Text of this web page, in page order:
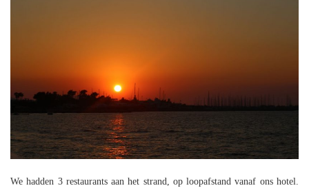
We hadden 3 restaurants aan het strand, op loopafstand vanaf ons hotel.